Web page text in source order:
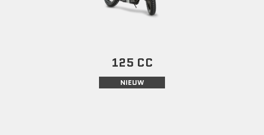
125 CC
NIEUW